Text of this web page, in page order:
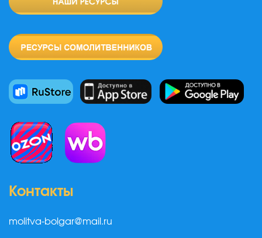
Контакты
molitva-bolgar@mail.ru